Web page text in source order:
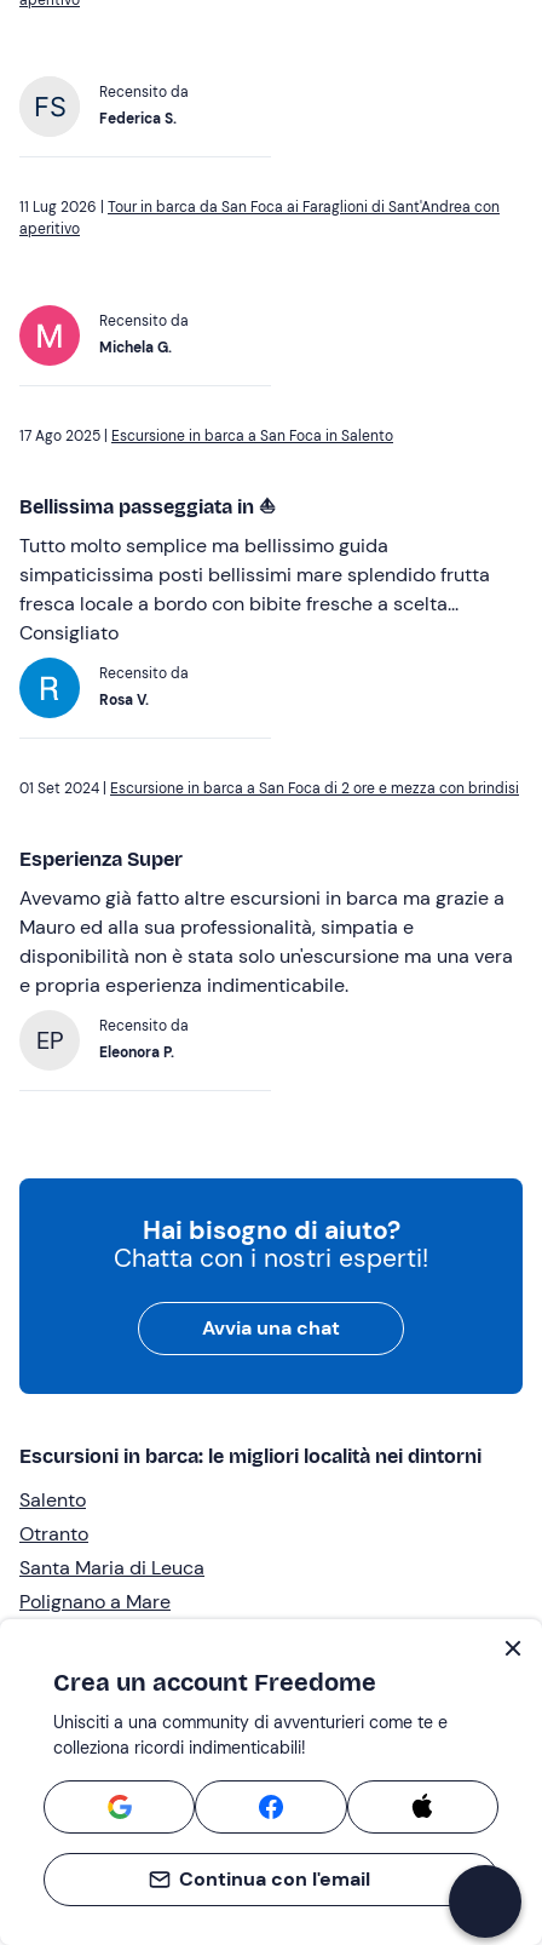
Recensito da
Federica S.
11 Lug 2026 | Tour in barca da San Foca ai Faraglioni di Sant'Andrea con
aperitivo
Recensito da
Michela G.
17 Ago 2025 | Escursione in barca a San Foca in Salento
Bellissima passeggiata in ⛵
Tutto molto semplice ma bellissimo guida
simpaticissima posti bellissimi mare splendido frutta
fresca locale a bordo con bibite fresche a scelta...
Consigliato
Recensito da
Rosa V.
01 Set 2024 | Escursione in barca a San Foca di 2 ore e mezza con brindisi
Esperienza Super
Avevamo già fatto altre escursioni in barca ma grazie a
Mauro ed alla sua professionalità, simpatia e
disponibilità non è stata solo un'escursione ma una vera
e propria esperienza indimenticabile.
EP
Recensito da
Eleonora P.
Hai bisogno di aiuto?
Chatta con i nostri esperti!
Avvia una chat
Escursioni in barca: le migliori località nei dintorni
Salento
Otranto
Santa Maria di Leuca
Polignano a Mare
Vieste
Taranto
Porto Cesareo
Altre attività San Foca
Noleggio barche
Crea un account Freedome
Unisciti a una community di avventurieri come te e
colleziona ricordi indimenticabili!
Continua con l'email